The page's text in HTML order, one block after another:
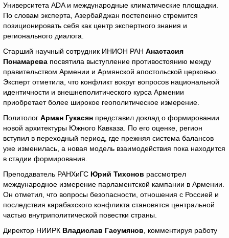
Университета ADA и международные климатические площадки.
По словам эксперта, Азербайджан постепенно стремится
позиционировать себя как центр экспертного знания и
регионального диалога.
Старший научный сотрудник ИНИОН РАН Анастасия
Понамарева посвятила выступление противостоянию между
правительством Армении и Армянской апостольской церковью.
Эксперт отметила, что конфликт вокруг вопросов национальной
идентичности и внешнеполитического курса Армении
приобретает более широкое геополитическое измерение.
Политолог Арман Гукасян представил доклад о формировании
новой архитектуры Южного Кавказа. По его оценке, регион
вступил в переходный период, где прежняя система балансов
уже изменилась, а новая модель взаимодействия пока находится
в стадии формирования.
Преподаватель РАНХиГС Юрий Тихонов рассмотрел
международное измерение парламентской кампании в Армении.
Он отметил, что вопросы безопасности, отношения с Россией и
последствия карабахского конфликта становятся центральной
частью внутриполитической повестки страны.
Директор НИИРК Владислав Гасумянов , комментируя работу